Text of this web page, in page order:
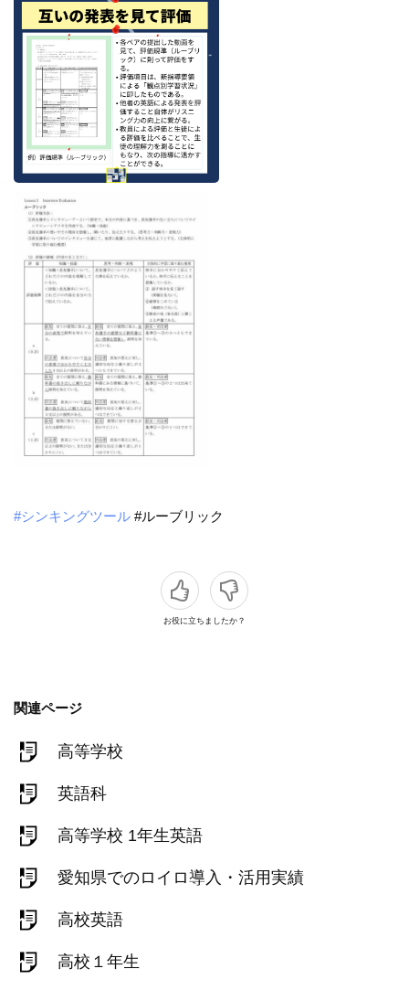
#シンキングツール #ルーブリック
お役に立ちましたか？
関連ページ
高等学校
英語科
高等学校 1年生英語
愛知県でのロイロ導入・活用実績
高校英語
高校１年生